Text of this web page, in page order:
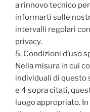
a rinnovo tecnico
informarti sulle
intervalli regolari
privacy.
5. Condizioni d’uso
Nella misura in cui
individuali di questo
e 4 sopra citati,
luogo appropriato.